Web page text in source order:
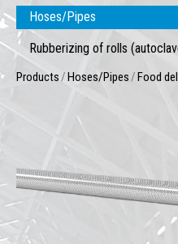
Hoses/Pipes
Rubberizing of rolls
Products/Hoses/Pipes/Food